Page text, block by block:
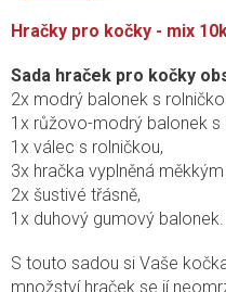
Hračky pro kočky - mix
Sada hraček pro kočky
2x modrý balonek s
1x růžovo-modrý balonek s
1x válec s rolničkou,
3x hračka vyplněná
2x šustivé třásně,
1x duhový gumový balonek.
S touto sadou si Vaše
množství hraček se jí